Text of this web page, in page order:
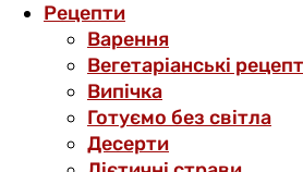
Рецепти
Варення
Вегетаріанські
Випічка
Готуємо без світла
Десерти